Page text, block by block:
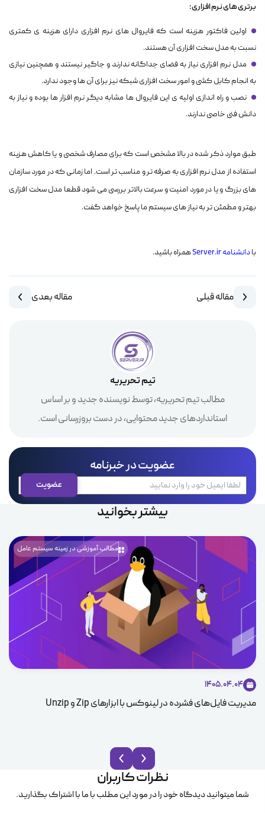
برتری های نرم افزاری :
اولین فاکتور هزینه است که فایروال های نرم افزاری دارای هزینه ی کمتری
نسبت به مدل سخت افزاری آن هستند.
مدل نرم افزاری نیاز به فضای جداگانه ندارند و جاگیر نیستند و همچنین نیازی
به انجام کابل کشی و امور سخت افزاری شبکه نیز برای آن ها وجود ندارد.
نصب و راه اندازی اولیه ی این فایروال ها مشابه دیگر نرم افزار ها بوده و نیاز به
دانش فنی خاصی ندارند.
طبق موارد ذکر شده در بالا مشخص است که برای مصارف شخصی و یا کاهش هزینه
استفاده از مدل نرم افزاری به صرفه تر و مناسب تر است. اما زمانی که در مورد سازمان
های بزرگ و یا در مورد امنیت و سرعت بالاتر بررسی می شود قطعا مدل سخت افزاری
بهتر و مطمئن تر به نیاز های سیستم ما پاسخ خواهد گفت.
بادانشنامه Server.ir همراه باشید.
مقاله قبلی مقاله بعدی
تیم تحریریه
مطالب تیم تحریریه، توسط نویسنده جدید و بر اساس
استانداردهای جدید محتوایی، در دست بروزرسانی است.
عضویت در خبرنامه
بیشتر بخوانید
مطالب آموزشی در زمینه سیستم عامل
1405.04.04
مدیریت فایل‌های فشرده در لینوکس با ابزارهای Zip و Unzip
نظرات کاربران
شما میتوانید دیدگاه خود را در مورد این مطلب با ما با اشتراک بگذارید.